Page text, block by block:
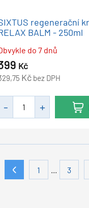
regenerační
BALM - 250ml
do 7 dnů
Kč
Kč bez DPH
1 3